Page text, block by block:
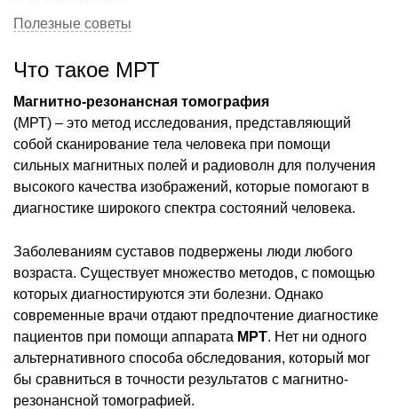
Полезные советы
Что такое МРТ
Магнитно-резонансная томография
(МРТ) – это метод исследования, представляющий
собой сканирование тела человека при помощи
сильных магнитных полей и радиоволн для получения
высокого качества изображений, которые помогают в
диагностике широкого спектра состояний человека.
Заболеваниям суставов подвержены люди любого
возраста. Существует множество методов, с помощью
которых диагностируются эти болезни. Однако
современные врачи отдают предпочтение диагностике
пациентов при помощи аппарата МРТ. Нет ни одного
альтернативного способа обследования, который мог
бы сравниться в точности результатов с магнитно-
резонансной томографией.